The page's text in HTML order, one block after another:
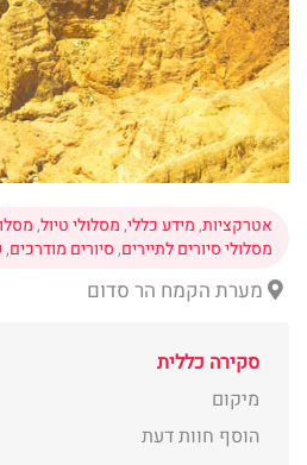
אטרקציות,מידע כללי,מסלולי טיול,
מסלולי סיורים לתיירים,סיורים מודרכים,
מערת הקמח הר סדום
סקירה כללית
מיקום
הוסף חוות דעת